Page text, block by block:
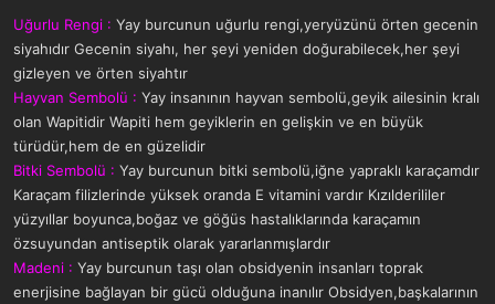
Uğurlu Rengi : Yay burcunun uğurlu rengi,yeryüzünü örten gecenin
siyahıdır Gecenin siyahı, her şeyi yeniden doğurabilecek,her şeyi
gizleyen ve örten siyahtır
Hayvan Sembolü : Yay insanının hayvan sembolü,geyik ailesinin kralı
olan Wapitidir Wapiti hem geyiklerin en gelişkin ve en büyük
türüdür,hem de en güzelidir
Bitki Sembolü : Yay burcunun bitki sembolü,iğne yapraklı karaçamdır
Karaçam filizlerinde yüksek oranda E vitamini vardır Kızılderililer
yüzyıllar boyunca,boğaz ve göğüs hastalıklarında karaçamın
özsuyundan antiseptik olarak yararlanmışlardır
Madeni : Yay burcunun taşı olan obsidyenin insanları toprak
enerjisine bağlayan bir gücü olduğuna inanılır Obsidyen,başkalarının